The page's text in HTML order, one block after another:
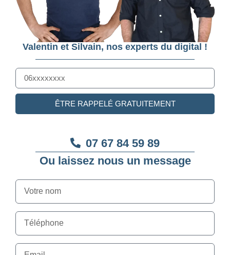
Valentin et Silvain, nos experts du digital !
ÊTRE RAPPELÉ GRATUITEMENT
07 67 84 59 89
Ou laissez nous un message